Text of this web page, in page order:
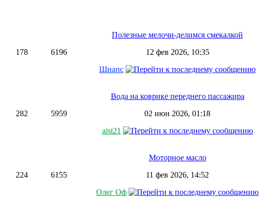
178 6196
Полезные мелочи-делимся смекалкой
12 фев 2026, 10:35
Шнапс
282 5959
Вода на коврике переднего пассажира
02 июн 2026, 01:18
aist21
224 6155
Моторное масло
11 фев 2026, 14:52
Олег Оф